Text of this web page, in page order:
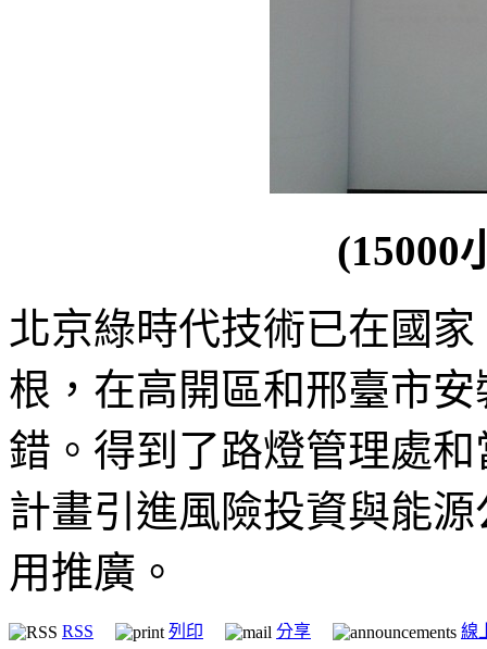
(15000
北京綠時代技術已在國
根，在高開區和邢臺市
錯。得到了路燈管理處
計畫引進風險投資與能
用推廣。
RSS 列印 分享 線